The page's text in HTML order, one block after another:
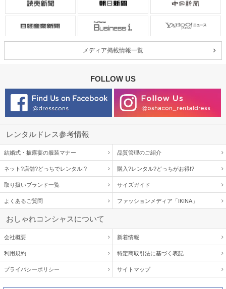
メディア掲載情報一覧
FOLLOW US
レンタルドレス参考情報
結婚式・披露宴の服装マナー 品質管理のご紹介
ネット?店舗?どっちでレンタル!? 購入?レンタル?どっちがお得!?
取り扱いブランド一覧 サイズガイド
よくあるご質問 ファッションメディア「IKINA」
おしゃれコンシャスについて
会社概要 新着情報
利用規約 特定商取引法に基づく表記
プライバシーポリシー サイトマップ